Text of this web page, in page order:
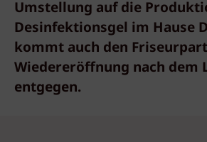
Umstellung auf die
Desinfektionsgel im Hause
kommt auch den
Wiedereröffnung nach dem
entgegen.